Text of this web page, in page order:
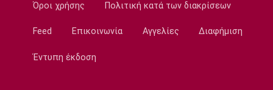
Μονακό
Ερυθρός
Τότεναμ
Όροι χρήσης Πολιτική κατά των διακρίσεων
Feed Επικοινωνία Αγγελίες Διαφήμιση
Έντυπη έκδοση